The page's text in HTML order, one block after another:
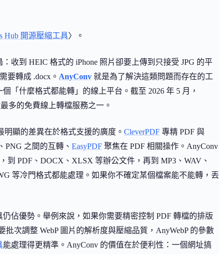
Hub 開源壓縮工具〉。
收到 HEIC 格式的 iPhone 照片卻要上傳到只接受 JPG 的平
要轉成 .docx。 AnyConv 就是為了解決這類問題而存在的工
「什麼格式都能轉」的線上平台。截至 2026 年 5 月，
多的免費線上轉檔服務之一。
明顯的差異在於格式支援的廣度。 CleverPDF 專精 PDF 與
PNG 之間的互轉、 EasyPDF 聚焦在 PDF 相關操作。AnyConv
到 PDF、DOCX、XLSX 等辦公文件，再到 MP3、WAV、
等冷門格式都能處理。如果你不確定某個檔案能不能轉，丟
佔優勢。舉例來說，如果你需要精密控制 PDF 轉檔的排版
次調整 WebP 圖片的解析度與壓縮品質，AnyWebP 的參數
能處理得更精準。AnyConv 的價值在於便利性：一個網址搞